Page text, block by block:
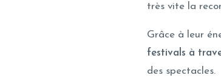
très vite la
Grâce à leur
festivals à
des spectacles.